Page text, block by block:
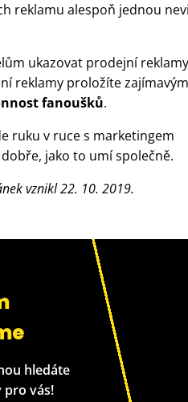
reklamu alespoň jednou
ukazovat prodejní
reklamy proložíte
fanoušků.
ruku v ruce s marketingem
jako to umí společně.
vznikl 22. 10. 2019.
hledáte
pro vás!